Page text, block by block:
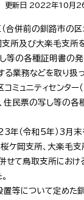
新日 2022年10月
合併前の釧路市の区
支所及び大楽毛支所
等の各種証明書の
業務などを取り扱っ
ミュニティセンター
住民票の写し等の
年（令和5年）3月末
桜ケ岡支所、大楽毛
せて鳥取支所にお
置等について定めた